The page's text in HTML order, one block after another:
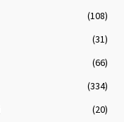
(108)
(31)
(66)
(334)
(20)